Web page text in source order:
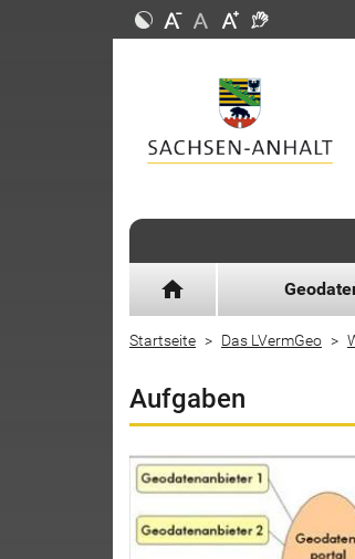
home
Startseite Das LVermGeo
Aufgaben